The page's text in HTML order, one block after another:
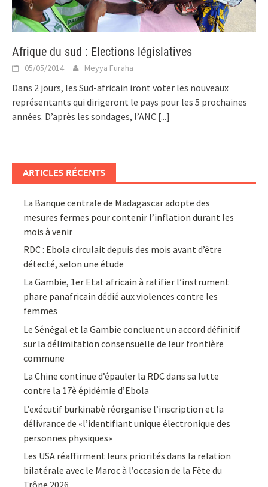
Afrique du sud : Elections législatives
05/05/2014 Meyya Furaha
Dans 2 jours, les Sud-africain iront voter les nouveaux
représentants qui dirigeront le pays pour les 5 prochaines
années. D’après les sondages, l’ANC [...]
ARTICLES RÉCENTS
La Banque centrale de Madagascar adopte des
mesures fermes pour contenir l’inflation durant les
mois à venir
RDC : Ebola circulait depuis des mois avant d’être
détecté, selon une étude
La Gambie, 1er Etat africain à ratifier l’instrument
phare panafricain dédié aux violences contre les
femmes
Le Sénégal et la Gambie concluent un accord définitif
sur la délimitation consensuelle de leur frontière
commune
La Chine continue d’épauler la RDC dans sa lutte
contre la 17è épidémie d’Ebola
L’exécutif burkinabè réorganise l’inscription et la
délivrance de «l’identifiant unique électronique des
personnes physiques»
Les USA réaffirment leurs priorités dans la relation
bilatérale avec le Maroc à l’occasion de la Fête du